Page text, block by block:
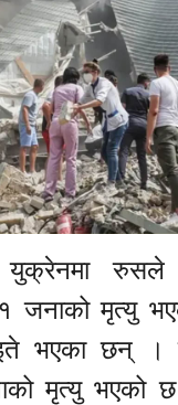
रुसले
जनाको मृत्यु
भएका छन् ।
मृत्यु भएको